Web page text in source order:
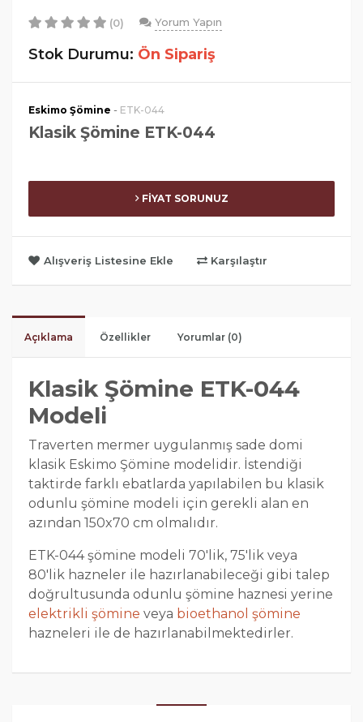
(0) Yorum Yapın
Stok Durumu: Ön Sipariş
Eskimo Şömine - ETK-044
Klasik Şömine ETK-044
FİYAT SORUNUZ
Alışveriş Listesine Ekle Karşılaştır
Açıklama Özellikler Yorumlar (0)
Klasik Şömine ETK-044
Modeli
Traverten mermer uygulanmış sade domi
klasik Eskimo Şömine modelidir. İstendiği
taktirde farklı ebatlarda yapılabilen bu klasik
odunlu şömine modeli için gerekli alan en
azından 150x70 cm olmalıdır.
ETK-044 şömine modeli 70'lik, 75'lik veya
80'lik hazneler ile hazırlanabileceği gibi talep
doğrultusunda odunlu şömine haznesi yerine
elektrikli şömine veya bioethanol şömine
hazneleri ile de hazırlanabilmektedirler.